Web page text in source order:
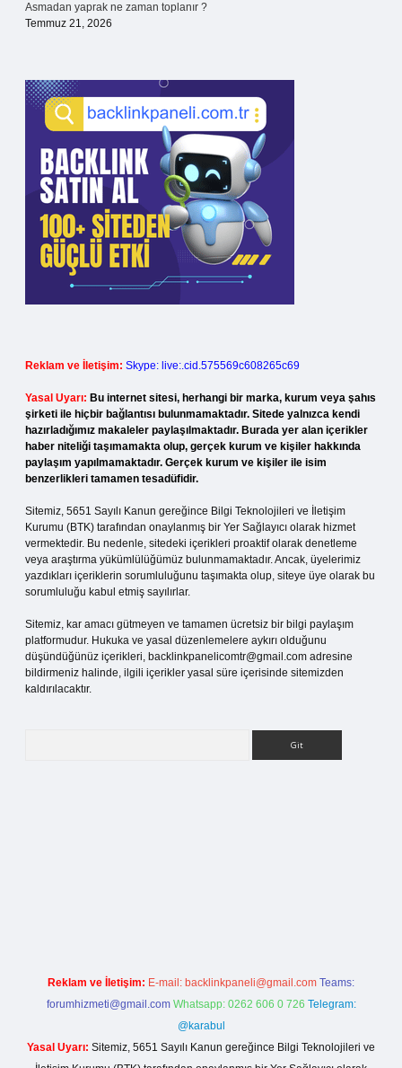
Asmadan yaprak ne zaman toplanır ?
Temmuz 21, 2026
Reklam ve İletişim: Skype: live:.cid.575569c608265c69
Yasal Uyarı: Bu internet sitesi, herhangi bir marka, kurum veya şahıs
şirketi ile hiçbir bağlantısı bulunmamaktadır. Sitede yalnızca kendi
hazırladığımız makaleler paylaşılmaktadır. Burada yer alan içerikler
haber niteliği taşımamakta olup, gerçek kurum ve kişiler hakkında
paylaşım yapılmamaktadır. Gerçek kurum ve kişiler ile isim
benzerlikleri tamamen tesadüfidir.
Sitemiz, 5651 Sayılı Kanun gereğince Bilgi Teknolojileri ve İletişim
Kurumu (BTK) tarafından onaylanmış bir Yer Sağlayıcı olarak hizmet
vermektedir. Bu nedenle, sitedeki içerikleri proaktif olarak denetleme
veya araştırma yükümlülüğümüz bulunmamaktadır. Ancak, üyelerimiz
yazdıkları içeriklerin sorumluluğunu taşımakta olup, siteye üye olarak bu
sorumluluğu kabul etmiş sayılırlar.
Sitemiz, kar amacı gütmeyen ve tamamen ücretsiz bir bilgi paylaşım
platformudur. Hukuka ve yasal düzenlemelere aykırı olduğunu
düşündüğünüz içerikleri, backlinkpanelicomtr@gmail.com adresine
bildirmeniz halinde, ilgili içerikler yasal süre içerisinde sitemizden
kaldırılacaktır.
Reklam ve İletişim: E-mail: backlinkpaneli@gmail.com Teams:
forumhizmeti@gmail.com Whatsapp: 0262 606 0 726 Telegram:
@karabul
Yasal Uyarı: Sitemiz, 5651 Sayılı Kanun gereğince Bilgi Teknolojileri ve